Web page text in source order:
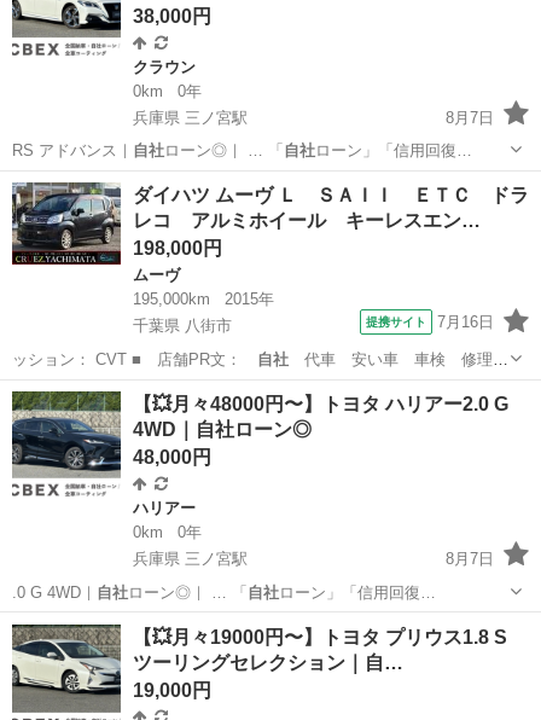
38,000円
クラウン
0km
0年
兵庫県 三ノ宮駅
8月7日
RS アドバンス｜ 自社 ローン◎｜ … 「 自社ローン」「信用回復…
兵庫 神戸市 三ノ宮駅 クラウン
ダイハツ ムーヴ Ｌ ＳＡＩＩ ＥＴＣ ドラ
レコ アルミホイール キーレスエン…
198,000円
ムーヴ
195,000km
2015年
千葉県 八街市
提携サイト 7月16日
ッション： CVT ■ 店舗PR文： 自社代車 安い車 車検 修理
保険 クレ…
千葉 八街市 ムーヴ
【💥月々48000円〜】トヨタ ハリアー2.0 G
4WD｜自社ローン◎
48,000円
ハリアー
0km
0年
兵庫県 三ノ宮駅
8月7日
.0 G 4WD｜ 自社 ローン◎｜ … 「自社ローン」「信用回復…
兵庫 神戸市 三ノ宮駅 ハリアー ローン
【💥月々19000円〜】トヨタ プリウス1.8 S
ツーリングセレクション｜自…
19,000円